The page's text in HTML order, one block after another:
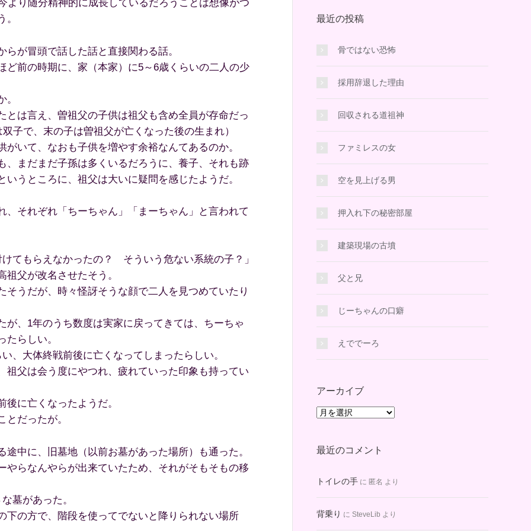
が冒頭で話した話と直接関わる話。
ど前の時期に、家（本家）に5～6歳くらいの二人の少
とは言え、曽祖父の子供は祖父も含め全員が存命だっ
子で、末の子は曽祖父が亡くなった後の生まれ）
いて、なおも子供を増やす余裕なんてあるのか。
、まだまだ子孫は多くいるだろうに、養子、それも跡
うところに、祖父は大いに疑問を感じたようだ。
、それぞれ「ちーちゃん」「まーちゃん」と言われて
てもらえなかったの？ そういう危ない系統の子？」
父が改名させたそう。
うだが、時々怪訝そうな顔で二人を見つめていたり
、1年のうち数度は実家に戻ってきては、ちーちゃ
らしい。
、大体終戦前後に亡くなってしまったらしい。
祖父は会う度にやつれ、疲れていった印象も持ってい
に亡くなったようだ。
だったが。
中に、旧墓地（以前お墓があった場所）も通った。
やらなんやらが出来ていたため、それがそもそもの移
墓があった。
下の方で、階段を使ってでないと降りられない場所
最近の投稿
骨ではない恐怖
採用辞退した理由
回収される道祖神
ファミレスの女
空を見上げる男
押入れ下の秘密部屋
建築現場の古墳
父と兄
じーちゃんの口癖
えででーろ
アーカイブ
ア
イ
最近のコメント
トイレの手 に 匿名 より
背乗り に SteveLib より